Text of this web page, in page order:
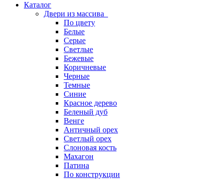
Каталог
Двери из массива
По цвету
Белые
Серые
Светлые
Бежевые
Коричневые
Черные
Темные
Синие
Красное дерево
Беленый дуб
Венге
Античный орех
Светлый орех
Слоновая кость
Махагон
Патина
По конструкции